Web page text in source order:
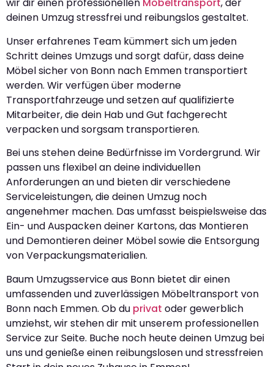
wir dir einen professionellen Möbeltransport, der
deinen Umzug stressfrei und reibungslos gestaltet.
Unser erfahrenes Team kümmert sich um jeden
Schritt deines Umzugs und sorgt dafür, dass deine
Möbel sicher von Bonn nach Emmen transportiert
werden. Wir verfügen über moderne
Transportfahrzeuge und setzen auf qualifizierte
Mitarbeiter, die dein Hab und Gut fachgerecht
verpacken und sorgsam transportieren.
Bei uns stehen deine Bedürfnisse im Vordergrund. Wir
passen uns flexibel an deine individuellen
Anforderungen an und bieten dir verschiedene
Serviceleistungen, die deinen Umzug noch
angenehmer machen. Das umfasst beispielsweise das
Ein- und Auspacken deiner Kartons, das Montieren
und Demontieren deiner Möbel sowie die Entsorgung
von Verpackungsmaterialien.
Baum Umzugsservice aus Bonn bietet dir einen
umfassenden und zuverlässigen Möbeltransport von
Bonn nach Emmen. Ob du privat oder gewerblich
umziehst, wir stehen dir mit unserem professionellen
Service zur Seite. Buche noch heute deinen Umzug bei
uns und genieße einen reibungslosen und stressfreien